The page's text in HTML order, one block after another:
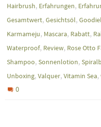
Hairbrush, Erfahrungen,
Gesamtwert, Gesichtsöl,
Karmameju, Mascara, Rabatt,
Waterproof, Review, Rose Otto
Shampoo, Sonnenlotion,
Unboxing, Valquer, Vitamin Sea,
0